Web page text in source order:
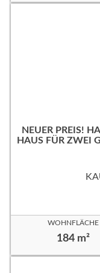
NEUER PREIS!
HAUS FÜR ZWEI
WOHNFLÄCHE
184 m²